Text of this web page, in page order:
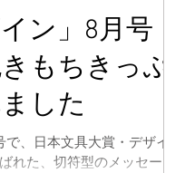
ン」8月号
もちきっぷ
した
で、日本文具大賞・デザイン
れた、切符型のメッセージ